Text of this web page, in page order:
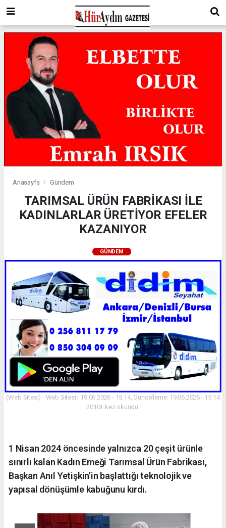
Anasayfa Gündem
TARIMSAL ÜRÜN FABRİKASI İLE
KADINLARLAR ÜRETİYOR EFELER
KAZANIYOR
GÜNDEM
(Web Sitesi) - Web Sitesi | 19.06.2026 - 15:14, Güncelleme: 19.06.2026 - 15:14
2010+ kez okundu.
1 Nisan 2024 öncesinde yalnızca 20 çeşit ürünle
sınırlı kalan Kadın Emeği Tarımsal Ürün Fabrikası,
Başkan Anıl Yetişkin’in başlattığı teknolojik ve
yapısal dönüşümle kabuğunu kırdı.